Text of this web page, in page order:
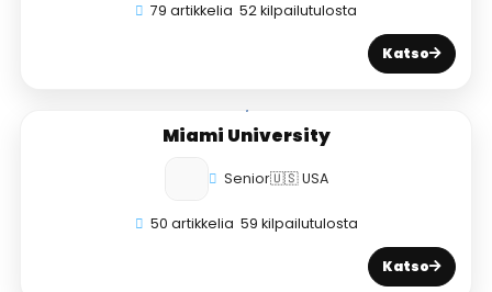
79 artikkelia 52 kilpailutulosta
Katso
Miami University
Senior🇺🇸 USA
50 artikkelia 59 kilpailutulosta
Katso